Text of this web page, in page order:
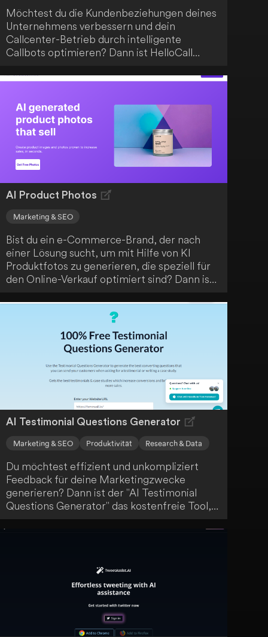
Möchtest du die Kundenbeziehungen deines
Unternehmens verbessern und dein
Callcenter-Betrieb durch intelligente
Callbots optimieren? Dann ist HelloCall
brauchst. Mit HelloCall kannst du die
deinen Kunden rund um die Uhr einen
intelligenten und automatisierten
Kundenservice zu bieten. Eine effektive
Lösung für eine kontinuierliche und
automatisierte Kundenbetreuung.
AI Product Photos
Marketing & SEO
Bist du ein e-Commerce-Brand, der nach
einer Lösung sucht, um mit Hilfe von KI
Produktfotos zu generieren, die speziell für
den Online-Verkauf optimiert sind? Dann ist
dich. Im Gegensatz zu anderen KI-Modellen
werden die Produktbilder hier nicht
verändert, sondern mit dem CreatorKit
Diffusion Model erstellt.
AI Testimonial Questions Generator
Marketing & SEO Produktivität Research & Data
Du möchtest effizient und unkompliziert
Feedback für deine Marketingzwecke
generieren? Dann ist der "AI Testimonial
Questions Generator" das kostenfreie Tool,
das du brauchst. Ohne Anmeldung kannst du
benutzerfreundlichen Instrument können
Unternehmen wie deines einfach und
effektiv Kundenmeinungen einholen.